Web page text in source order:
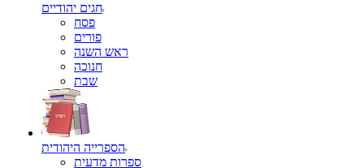
חגים יהודיים
פסח
פורים
ראש השנה
חנוכה
שבת
הספרייה היהודית
ספרות מדעית